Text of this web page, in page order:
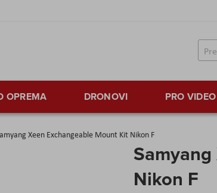
OPREMA DRONOVI PRO VIDEO
Xeen Exchangeable Mount Kit Nikon F
Nikon F